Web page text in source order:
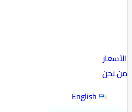
الأسعار
من نحن
English